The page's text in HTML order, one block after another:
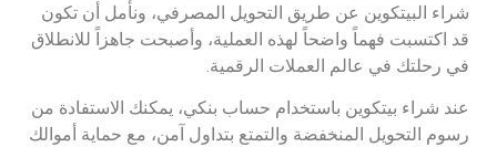
شراء البيتكوين عن طريق التحويل المصرفي، ونأمل أن تكون
قد اكتسبت فهماً واضحاً لهذه العملية، وأصبحت جاهزاً للانطلاق
في رحلتك في عالم العملات الرقمية.
عند شراء بيتكوين باستخدام حساب بنكي، يمكنك الاستفادة من
رسوم التحويل المنخفضة والتمتع بتداول آمن، مع حماية أموالك